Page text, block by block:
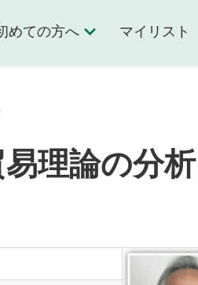
めての方へ マイリスト
理論の分